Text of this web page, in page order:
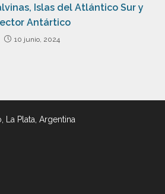
Islas del Atlántico Sur y
Antártico
10 junio, 2024
La Plata, Argentina